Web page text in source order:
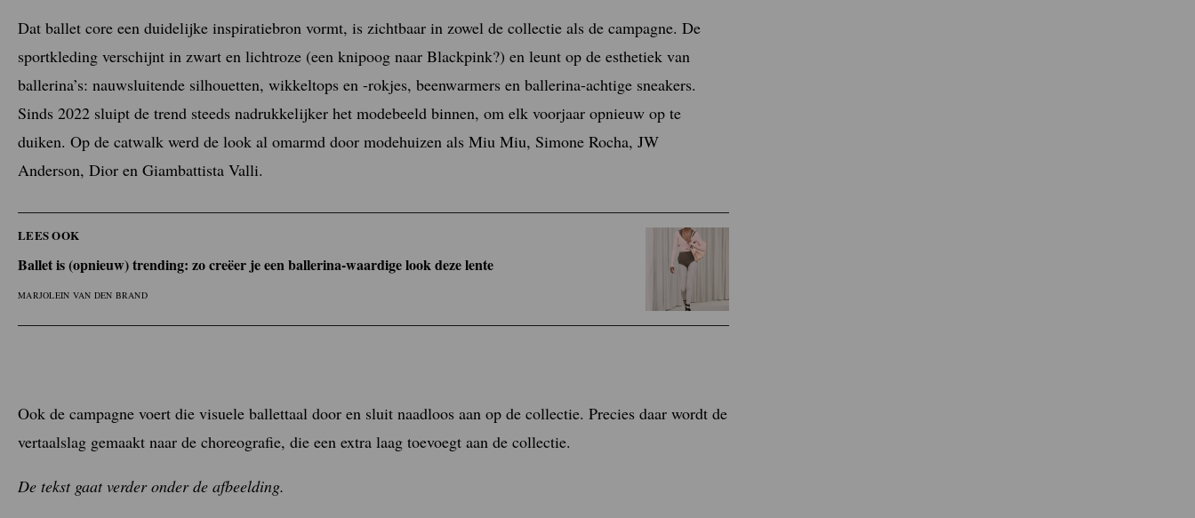
Dat ballet core een duidelijke inspiratiebron vormt, is zichtbaar in zowel de collectie als de campagne. De
sportkleding verschijnt in zwart en lichtroze (een knipoog naar Blackpink?) en leunt op de esthetiek van
ballerina’s: nauwsluitende silhouetten, wikkeltops en -rokjes, beenwarmers en ballerina-achtige sneakers.
Sinds 2022 sluipt de trend steeds nadrukkelijker het modebeeld binnen, om elk voorjaar opnieuw op te
duiken. Op de catwalk werd de look al omarmd door modehuizen als Miu Miu, Simone Rocha, JW
Anderson, Dior en Giambattista Valli.
LEES OOK
Ballet is (opnieuw) trending: zo creëer je een ballerina-waardige look deze lente
MARJOLEIN VAN DEN BRAND
Ook de campagne voert die visuele ballettaal door en sluit naadloos aan op de collectie. Precies daar wordt de
vertaalslag gemaakt naar de choreografie, die een extra laag toevoegt aan de collectie.
De tekst gaat verder onder de afbeelding.